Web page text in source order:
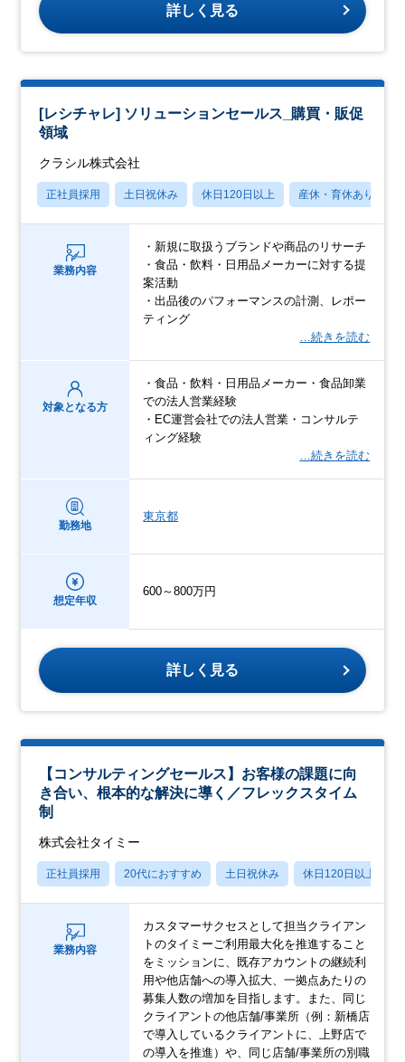
詳しく見る
[レシチャレ] ソリューションセールス_購買・販促
領域
クラシル株式会社
正社員採用 土日祝休み 休日120日以上 産休・育休あり
業務内容
・新規に取扱うブランドや商品のリサーチ
・食品・飲料・日用品メーカーに対する提
案活動
・出品後のパフォーマンスの計測、レポー
ティング
…続きを読む
対象となる方
・食品・飲料・日用品メーカー・食品卸業
での法人営業経験
・EC運営会社での法人営業・コンサルテ
ィング経験
…続きを読む
勤務地
東京都
想定年収
600～800万円
詳しく見る
【コンサルティングセールス】お客様の課題に向
き合い、根本的な解決に導く／フレックスタイム
制
株式会社タイミー
正社員採用 20代におすすめ 土日祝休み 休日120日以上
業務内容
カスタマーサクセスとして担当クライアン
トのタイミーご利用最大化を推進すること
をミッションに、既存アカウントの継続利
用や他店舗への導入拡大、一拠点あたりの
募集人数の増加を目指します。また、同じ
クライアントの他店舗/事業所（例：新橋店
で導入しているクライアントに、上野店で
の導入を推進）や、同じ店舗/事業所の別職